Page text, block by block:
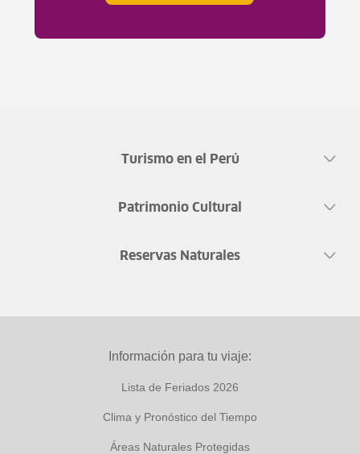
Turismo en el Perú
Patrimonio Cultural
Reservas Naturales
Información para tu viaje:
Lista de Feriados 2026
Clima y Pronóstico del Tiempo
Áreas Naturales Protegidas